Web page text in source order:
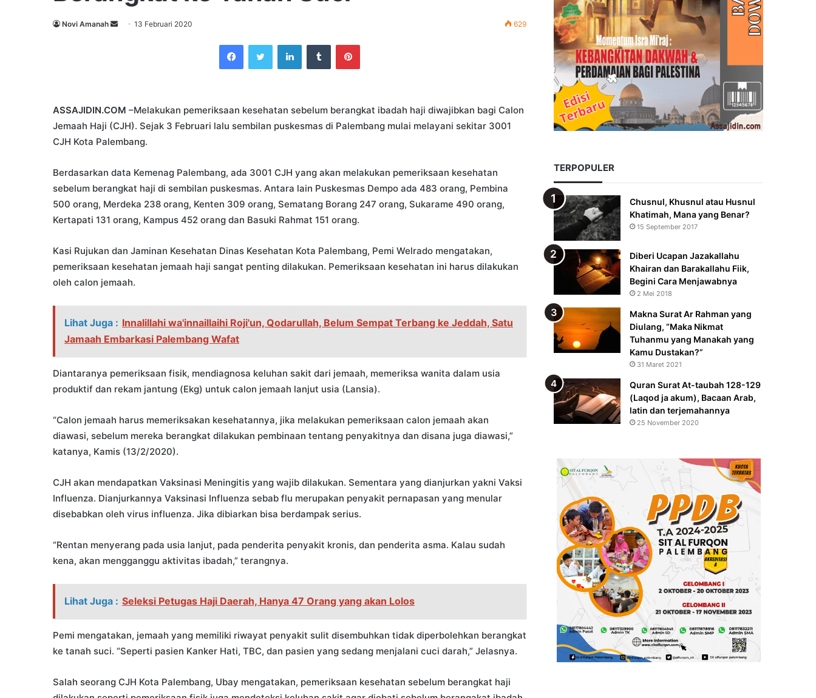
Novi Amanah
Send13 Februari 2020 629
FacebookTwitterLinkedInTumblrPinterest
ASSAJIDIN.COM –Melakukan pemeriksaan kesehatan sebelum berangkat ibadah haji diwajibkan bagi Calon
Jemaah Haji (CJH). Sejak 3 Februari lalu sembilan puskesmas di Palembang mulai melayani sekitar 3001
CJH Kota Palembang.
Berdasarkan data Kemenag Palembang, ada 3001 CJH yang akan melakukan pemeriksaan kesehatan
sebelum berangkat haji di sembilan puskesmas. Antara lain Puskesmas Dempo ada 483 orang, Pembina
500 orang, Merdeka 238 orang, Kenten 309 orang, Sematang Borang 247 orang, Sukarame 490 orang,
Kertapati 131 orang, Kampus 452 orang dan Basuki Rahmat 151 orang.
Kasi Rujukan dan Jaminan Kesehatan Dinas Kesehatan Kota Palembang, Pemi Welrado mengatakan,
pemeriksaan kesehatan jemaah haji sangat penting dilakukan. Pemeriksaan kesehatan ini harus dilakukan
oleh calon jemaah.
Lihat Juga : Innalillahi wa'innaillaihi Roji'un, Qodarullah, Belum Sempat Terbang ke Jeddah, Satu
Jamaah Embarkasi Palembang Wafat
Diantaranya pemeriksaan fisik, mendiagnosa keluhan sakit dari jemaah, memeriksa wanita dalam usia
produktif dan rekam jantung (Ekg) untuk calon jemaah lanjut usia (Lansia).
“Calon jemaah harus memeriksakan kesehatannya, jika melakukan pemeriksaan calon jemaah akan
diawasi, sebelum mereka berangkat dilakukan pembinaan tentang penyakitnya dan disana juga diawasi,”
katanya, Kamis (13/2/2020).
CJH akan mendapatkan Vaksinasi Meningitis yang wajib dilakukan. Sementara yang dianjurkan yakni Vaksi
Influenza. Dianjurkannya Vaksinasi Influenza sebab flu merupakan penyakit pernapasan yang menular
disebabkan oleh virus influenza. Jika dibiarkan bisa berdampak serius.
“Rentan menyerang pada usia lanjut, pada penderita penyakit kronis, dan penderita asma. Kalau sudah
kena, akan mengganggu aktivitas ibadah,” terangnya.
Lihat Juga : Seleksi Petugas Haji Daerah, Hanya 47 Orang yang akan Lolos
Pemi mengatakan, jemaah yang memiliki riwayat penyakit sulit disembuhkan tidak diperbolehkan berangkat
ke tanah suci. “Seperti pasien Kanker Hati, TBC, dan pasien yang sedang menjalani cuci darah,” Jelasnya.
Salah seorang CJH Kota Palembang, Ubay mengatakan, pemeriksaan kesehatan sebelum berangkat haji
TERPOPULER
Chusnul, Khusnul atau Husnul
Khatimah, Mana yang Benar?
15 September 2017
Diberi Ucapan Jazakallahu
Khairan dan Barakallahu Fiik,
Begini Cara Menjawabnya
2 Mei 2018
Makna Surat Ar Rahman yang
Diulang, “Maka Nikmat
Tuhanmu yang Manakah yang
Kamu Dustakan?”
31 Maret 2021
Quran Surat At-taubah 128-129
(Laqod ja akum), Bacaan Arab,
latin dan terjemahannya
25 November 2020